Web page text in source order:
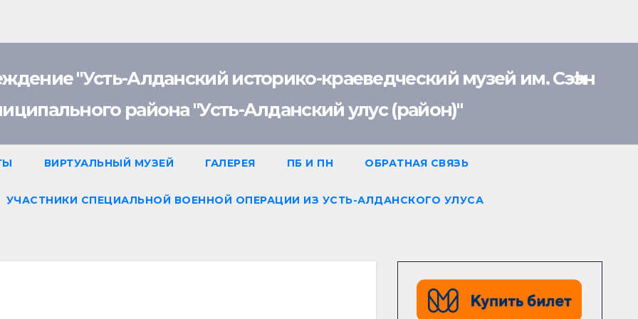
"Усть-Алданский историко-краеведческий музей им. Сэһэн
района "Усть-Алданский улус (район)"
ВИРТУАЛЬНЫЙ МУЗЕЙ ГАЛЕРЕЯ ПБ И ПН ОБРАТНАЯ СВЯЗЬ
УЧАСТНИКИ СПЕЦИАЛЬНОЙ ВОЕННОЙ ОПЕРАЦИИ ИЗ УСТЬ-АЛДАНСКОГО УЛУСА